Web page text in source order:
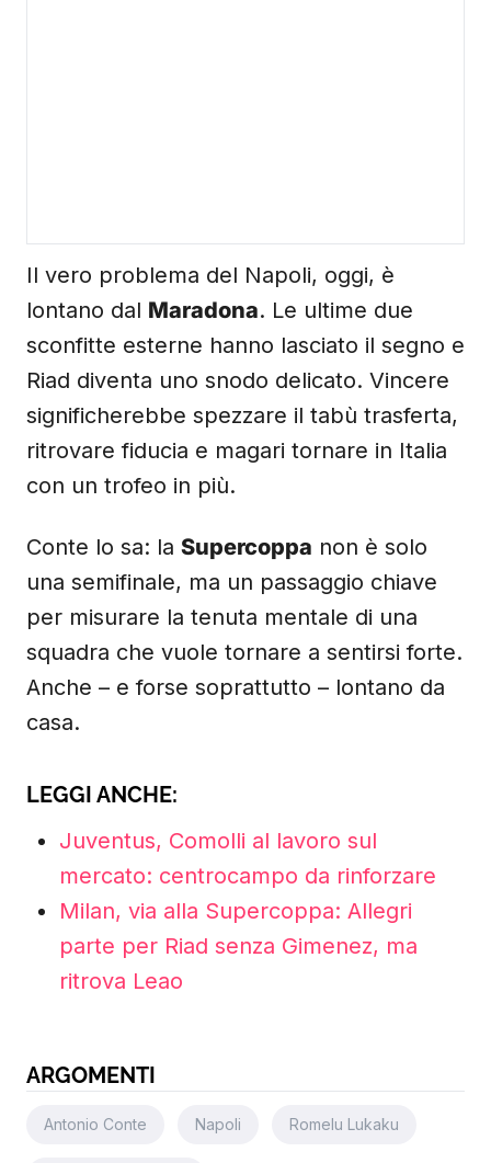
Il vero problema del Napoli, oggi, è
lontano dal Maradona. Le ultime due
sconfitte esterne hanno lasciato il segno e
Riad diventa uno snodo delicato. Vincere
significherebbe spezzare il tabù trasferta,
ritrovare fiducia e magari tornare in Italia
con un trofeo in più.
Conte lo sa: la Supercoppa non è solo
una semifinale, ma un passaggio chiave
per misurare la tenuta mentale di una
squadra che vuole tornare a sentirsi forte.
Anche – e forse soprattutto – lontano da
casa.
LEGGI ANCHE:
Juventus, Comolli al lavoro sul
mercato: centrocampo da rinforzare
Milan, via alla Supercoppa: Allegri
parte per Riad senza Gimenez, ma
ritrova Leao
ARGOMENTI
Antonio Conte Napoli Romelu Lukaku